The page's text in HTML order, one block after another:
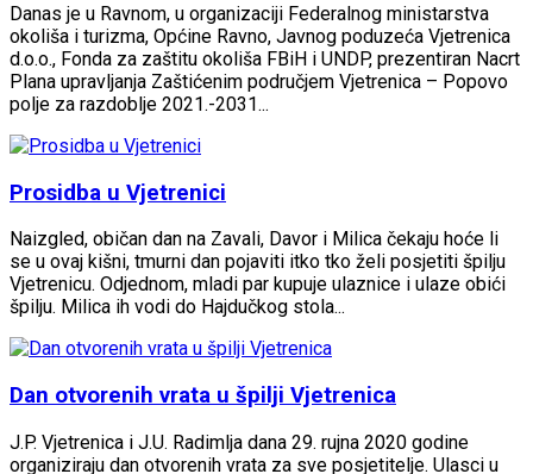
Danas je u Ravnom, u organizaciji Federalnog ministarstva
okoliša i turizma, Općine Ravno, Javnog poduzeća Vjetrenica
d.o.o., Fonda za zaštitu okoliša FBiH i UNDP, prezentiran Nacrt
Plana upravljanja Zaštićenim područjem Vjetrenica – Popovo
polje za razdoblje 2021.-2031...
Prosidba u Vjetrenici
Naizgled, običan dan na Zavali, Davor i Milica čekaju hoće li
se u ovaj kišni, tmurni dan pojaviti itko tko želi posjetiti špilju
Vjetrenicu. Odjednom, mladi par kupuje ulaznice i ulaze obići
špilju. Milica ih vodi do Hajdučkog stola...
Dan otvorenih vrata u špilji Vjetrenica
J.P. Vjetrenica i J.U. Radimlja dana 29. rujna 2020 godine
organiziraju dan otvorenih vrata za sve posjetitelje. Ulasci u